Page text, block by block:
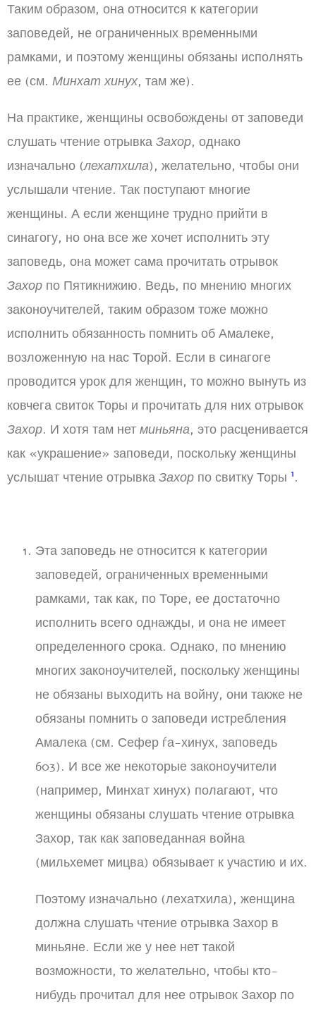
Таким образом, она относится к категории
заповедей, не ограниченных временными
рамками, и поэтому женщины обязаны исполнять
ее (см. Минхат хинух, там же).
На практике, женщины освобождены от заповеди
слушать чтение отрывка Захор, однако
изначально (лехатхила), желательно, чтобы они
услышали чтение. Так поступают многие
женщины. А если женщине трудно прийти в
синагогу, но она все же хочет исполнить эту
заповедь, она может сама прочитать отрывок
Захор по Пятикнижию. Ведь, по мнению многих
законоучителей, таким образом тоже можно
исполнить обязанность помнить об Амалеке,
возложенную на нас Торой. Если в синагоге
проводится урок для женщин, то можно вынуть из
ковчега свиток Торы и прочитать для них отрывок
Захор. И хотя там нет миньяна, это расценивается
как «украшение» заповеди, поскольку женщины
услышат чтение отрывка Захор по свитку Торы 1.
Эта заповедь не относится к категории
заповедей, ограниченных временными
рамками, так как, по Торе, ее достаточно
исполнить всего однажды, и она не имеет
определенного срока. Однако, по мнению
многих законоучителей, поскольку женщины
не обязаны выходить на войну, они также не
обязаны помнить о заповеди истребления
Амалека (см. Сефер ѓа-хинух, заповедь
603). И все же некоторые законоучители
(например, Минхат хинух) полагают, что
женщины обязаны слушать чтение отрывка
Захор, так как заповеданная война
(мильхемет мицва) обязывает к участию и их.
Поэтому изначально (лехатхила), женщина
должна слушать чтение отрывка Захор в
миньяне. Если же у нее нет такой
возможности, то желательно, чтобы кто-
нибудь прочитал для нее отрывок Захор по